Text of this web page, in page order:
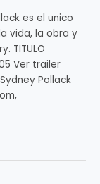
es el unico
vida, la obra y
TITULO
Ver trailer
Sydney Pollack